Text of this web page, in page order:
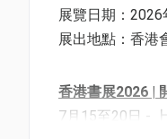
展覽日期：
展出地點：香港
香港書展2026 |
7月15至20日 -